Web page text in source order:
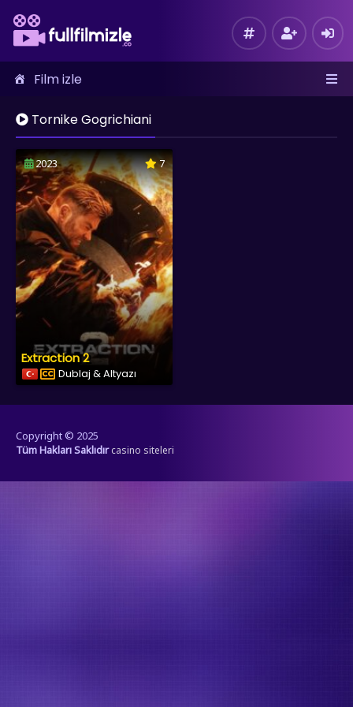
Film izle
Tornike Gogrichiani
2023 7
Extraction 2
Dublaj & Altyazı
Copyright © 2025
Tüm Hakları Saklıdır casino siteleri